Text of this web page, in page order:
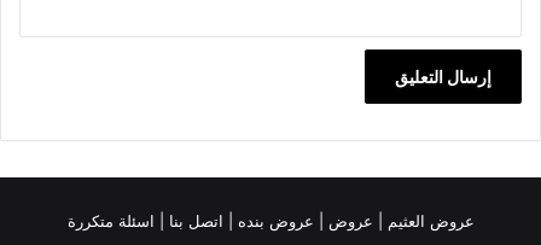
عروض العثيم عروض عروض بنده | اتصل بنا | اسئلة متكررة